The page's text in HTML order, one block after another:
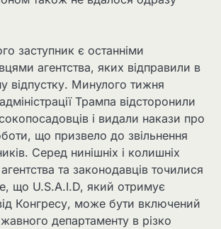
заступник є останніми
агентства, яких відправили в
відпустку. Минулого тижня
Трампа відсторонили
і видали накази про
що призвело до звільнення
Серед нинішніх і колишніх
агентства та законодавців точилися
що U.S.A.I.D, який отримує
Конгресу, може бути включений
департаменту в різко